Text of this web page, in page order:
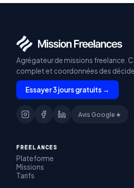
Agrégateur de missions freelance.
complet et coordonnées des
Essayer 3 jours gratuits →
Avis Google ★
FREELANCES
Plateforme
Missions
Tarifs